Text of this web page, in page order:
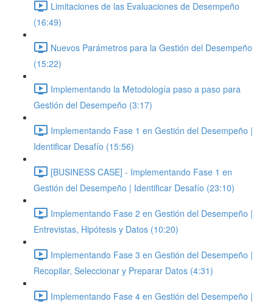
Limitaciones de las Evaluaciones de Desempeño
(16:49)
Nuevos Parámetros para la Gestión del Desempeño
(15:22)
Implementando la Metodología paso a paso para
Gestión del Desempeño (3:17)
Implementando Fase 1 en Gestión del Desempeño |
Identificar Desafío (15:56)
[BUSINESS CASE] - Implementando Fase 1 en
Gestión del Desempeño | Identificar Desafío (23:10)
Implementando Fase 2 en Gestión del Desempeño |
Entrevistas, Hipótesis y Datos (10:20)
Implementando Fase 3 en Gestión del Desempeño |
Recopilar, Seleccionar y Preparar Datos (4:31)
Implementando Fase 4 en Gestión del Desempeño |